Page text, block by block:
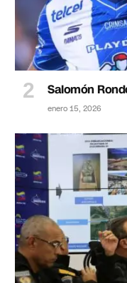
Salomón
enero 15, 2026